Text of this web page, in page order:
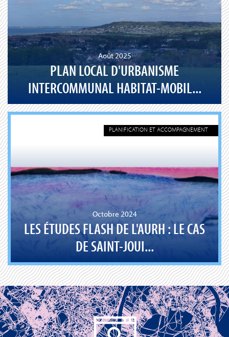
Août 2025
PLAN LOCAL D'URBANISME
INTERCOMMUNAL HABITAT-MOBIL...
PLANIFICATION ET ACCOMPAGNEMENT
Octobre 2024
LES ÉTUDES FLASH DE L'AURH : LE CAS
DE SAINT-JOUI...